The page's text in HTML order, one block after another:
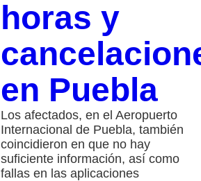
horas y
en Puebla
Los afectados, en el Aeropuerto
Internacional de Puebla, también
coincidieron en que no hay
suficiente información, así como
fallas en las aplicaciones